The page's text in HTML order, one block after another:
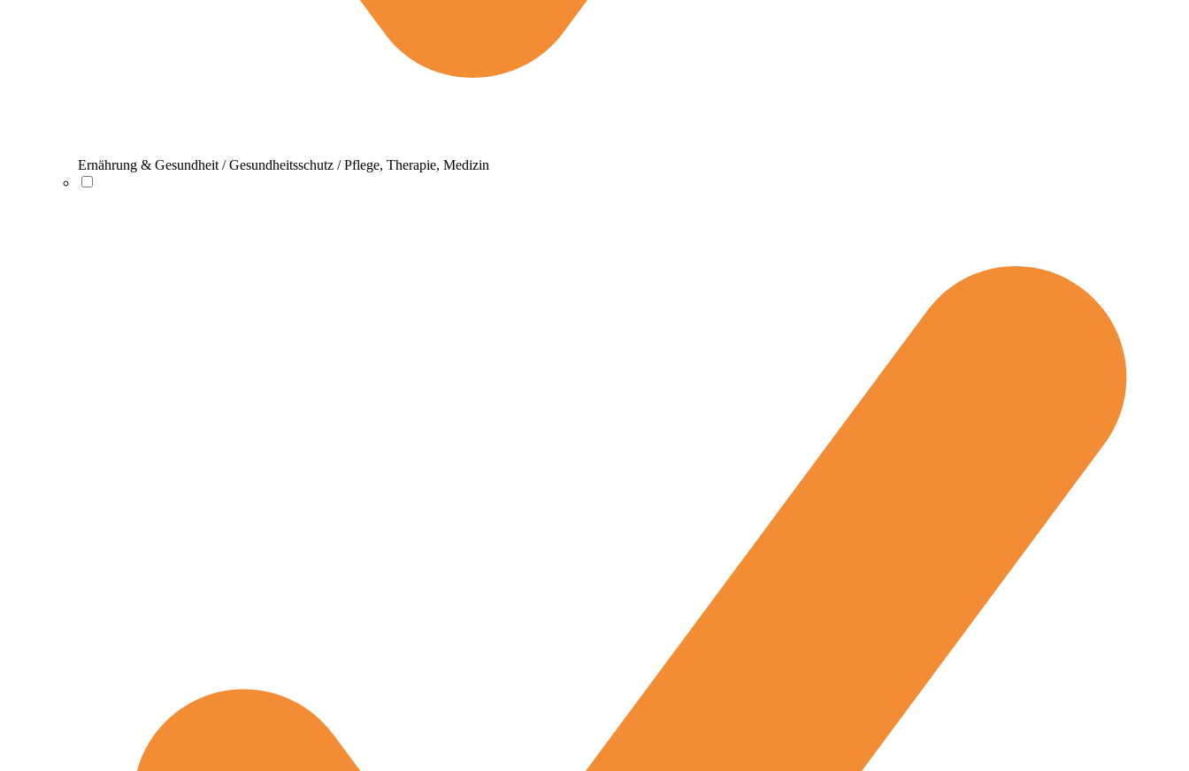
Ernährung & Gesundheit / Gesundheitsschutz / Pflege, Therapie, Medizin